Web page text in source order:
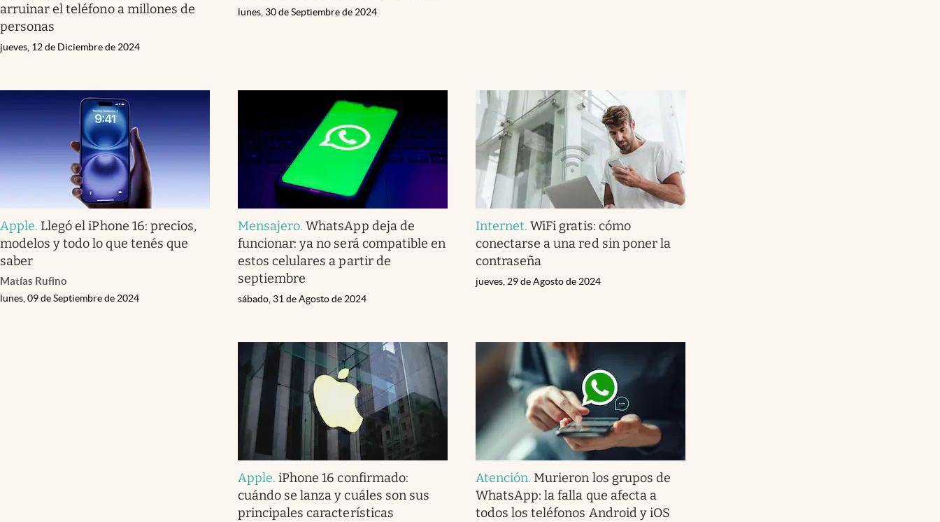
arruinar el teléfono a millones de
personas
jueves, 12 de Diciembre de 2024
lunes, 30 de Septiembre de 2024
Apple. Llegó el iPhone 16: precios,
modelos y todo lo que tenés que
saber
Matías Rufino
lunes, 09 de Septiembre de 2024
Mensajero.WhatsApp deja de
funcionar: ya no será compatible en
estos celulares a partir de
septiembre
sábado, 31 de Agosto de 2024
Internet.WiFi gratis: cómo
conectarse a una red sin poner la
contraseña
jueves, 29 de Agosto de 2024
Apple.iPhone 16 confirmado:
cuándo se lanza y cuáles son sus
principales características
Atención. Murieron los grupos de
WhatsApp: la falla que afecta a
todos los teléfonos Android y iOS